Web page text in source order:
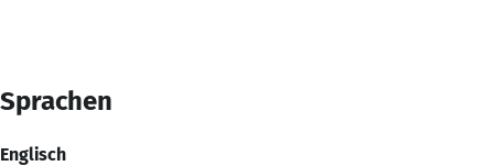
Sprachen
Englisch